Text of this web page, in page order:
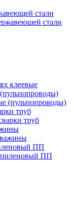
стали
труб
ПП